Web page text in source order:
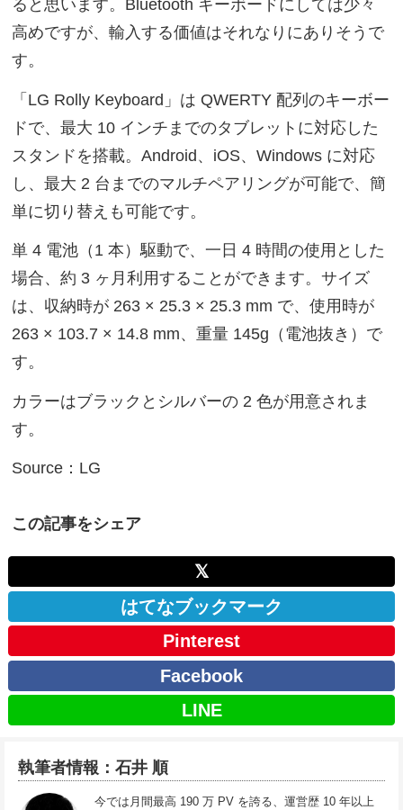
ると思います。Bluetooth キーボードにしては少々
高めですが、輸入する価値はそれなりにありそうで
す。
「LG Rolly Keyboard」は QWERTY 配列のキーボー
ドで、最大 10 インチまでのタブレットに対応した
スタンドを搭載。Android、iOS、Windows に対応
し、最大 2 台までのマルチペアリングが可能で、簡
単に切り替えも可能です。
単 4 電池（1 本）駆動で、一日 4 時間の使用とした
場合、約 3 ヶ月利用することができます。サイズ
は、収納時が 263 × 25.3 × 25.3 mm で、使用時が
263 × 103.7 × 14.8 mm、重量 145g（電池抜き）で
す。
カラーはブラックとシルバーの 2 色が用意されま
す。
Source：LG
この記事をシェア
𝕏
はてなブックマーク
Pinterest
Facebook
LINE
執筆者情報：石井 順
今では月間最高 190 万 PV を誇る、運営歴 10 年以上